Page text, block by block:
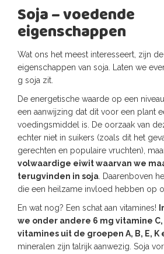
Soja – voedende
eigenschappen
Wat ons het meest interesseert, zijn
eigenschappen van soja. Laten we
g soja zit.
De energetische waarde op een
een aanwijzing dat dit voor een plant
voedingsmiddel is. De oorzaak van
echter niet in suikers (zoals dit het
gerechten en populaire vruchten),
volwaardige eiwit waarvan we
terugvinden in soja . Daarenboven
die een heilzame invloed hebben op
En wat nog? Een schat aan vitamines!
we onder andere 6 mg vitamine
vitamines uit de groepen A, B, E, K
mineralen zijn talrijk aanwezig. Soja